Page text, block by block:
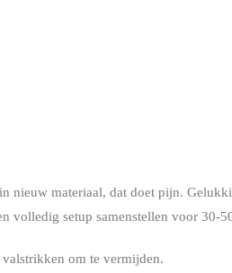
materiaal, dat doet pijn.
volledig setup samenstellen voor 30-
om te vermijden.